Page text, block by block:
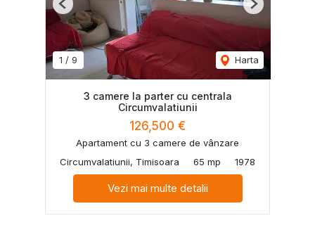
1 / 9 Harta
Previous Next
3 camere la parter cu centrala
Circumvalatiunii
126,500 €
Apartament cu 3 camere de vânzare
Circumvalatiunii, Timisoara
65 mp 1978
Vezi mai multe detalii